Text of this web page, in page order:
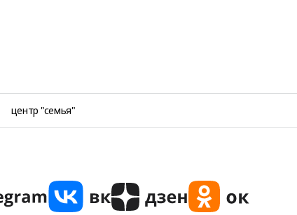
центр "семья"